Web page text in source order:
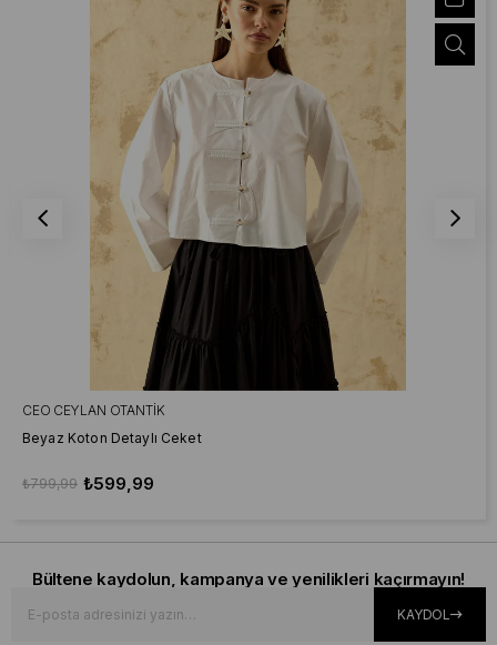
CEO CEYLAN OTANTIK
Beyaz Koton Detaylı Ceket
₺599,99
₺799,99
Bültene kaydolun, kampanya ve yenilikleri kaçırmayın!
KAYDOL